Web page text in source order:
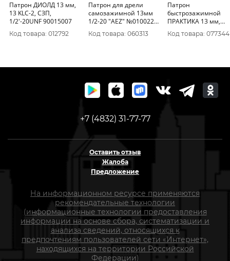
Патрон ДИОЛД 13 мм,
13 KLC-2, СЗП,
1/2'-20UNF 90015007
Код товара: 012792
Патрон для дрели
самозажимной 13мм
1/2-20 "AEZ" №010022
(d-13, 1/2)
Код товара: 060313
Патрон
быстрозажимной
ПРАКТИКА 13 мм,
1/2"-20UNF (1шт.)
коробка 030-108
Код товара: 077344
+7 (4832) 31-77-77
Оставить отзыв
Жалоба
Предложение
На информационном ресурсе применяются
рекомендательные технологии
(информационные технологии предоставления
информации на основе сбора, систематизации и
анализа сведений, относящихся к
предпочтениям пользователей сети «Интернет»,
находящихся на территории Российской
Федерации)